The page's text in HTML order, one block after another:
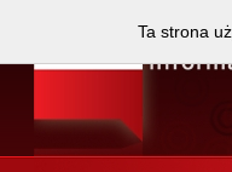
Ta strona